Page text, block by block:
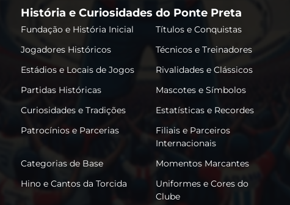
História e Curiosidades do Ponte Preta
Fundação e História Inicial
Títulos e Conquistas
Jogadores Históricos
Técnicos e Treinadores
Estádios e Locais de Jogos
Rivalidades e Clássicos
Partidas Históricas
Mascotes e Símbolos
Curiosidades e Tradições
Estatísticas e Recordes
Patrocínios e Parcerias
Filiais e Parceiros
Internacionais
Categorias de Base
Momentos Marcantes
Hino e Cantos da Torcida
Uniformes e Cores do
Clube